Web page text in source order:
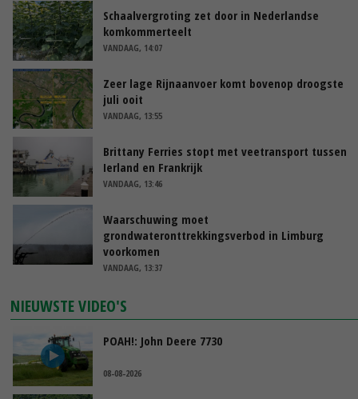
Schaalvergroting zet door in Nederlandse
komkommerteelt
VANDAAG, 14:07
Zeer lage Rijnaanvoer komt bovenop droogste
juli ooit
VANDAAG, 13:55
Brittany Ferries stopt met veetransport tussen
Ierland en Frankrijk
VANDAAG, 13:46
Waarschuwing moet
grondwateronttrekkingsverbod in Limburg
voorkomen
VANDAAG, 13:37
NIEUWSTE VIDEO'S
POAH!: John Deere 7730
08-08-2026